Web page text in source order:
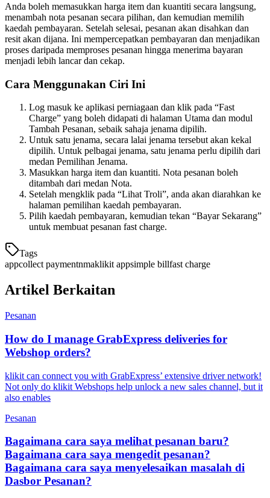
Anda boleh memasukkan harga item dan kuantiti secara langsung,
menambah nota pesanan secara pilihan, dan kemudian memilih
kaedah pembayaran. Setelah selesai, pesanan akan disahkan dan
resit akan dijana. Ini mempercepatkan pembayaran dan menjadikan
proses daripada memproses pesanan hingga menerima bayaran
menjadi lebih lancar dan cekap.
Cara Menggunakan Ciri Ini
Log masuk ke aplikasi perniagaan dan klik pada “Fast
Charge” yang boleh didapati di halaman Utama dan modul
Tambah Pesanan, sebaik sahaja jenama dipilih.
Untuk satu jenama, secara lalai jenama tersebut akan kekal
dipilih. Untuk pelbagai jenama, satu jenama perlu dipilih dari
medan Pemilihan Jenama.
Masukkan harga item dan kuantiti. Nota pesanan boleh
ditambah dari medan Nota.
Setelah mengklik pada “Lihat Troli”, anda akan diarahkan ke
halaman pemilihan kaedah pembayaran.
Pilih kaedah pembayaran, kemudian tekan “Bayar Sekarang”
untuk membuat pesanan fast charge.
Tags
appcollect paymentnmaklikit appsimple billfast charge
Artikel Berkaitan
Pesanan
How do I manage GrabExpress deliveries for
Webshop orders?
klikit can connect you with GrabExpress’ extensive driver network!
Not only do klikit Webshops help unlock a new sales channel, but it
also enables
Pesanan
Bagaimana cara saya melihat pesanan baru?
Bagaimana cara saya mengedit pesanan?
Bagaimana cara saya menyelesaikan masalah di
Dasbor Pesanan?